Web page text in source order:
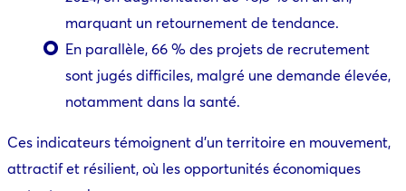
marquant un retournement de tendance.
En parallèle, 66 % des projets de recrutement
sont jugés difficiles, malgré une demande élevée,
notamment dans la santé.
Ces indicateurs témoignent d’un territoire en mouvement,
attractif et résilient, où les opportunités économiques